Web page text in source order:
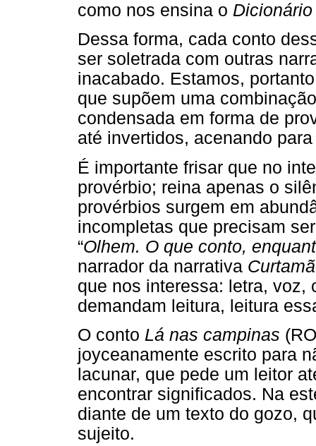
como nos ensina o
Dessa forma, cada conto
ser soletrada com outras
inacabado. Estamos,
que supõem uma
condensada em forma de
até invertidos, acenando
É importante frisar que no
provérbio; reina apenas o
provérbios surgem em
incompletas que precisam
“Olhem. O que conto,
narrador da narrativa
que nos interessa: letra, voz,
demandam leitura, leitura
O conto Lá nas campinas
joyceanamente escrito para
lacunar, que pede um leitor
encontrar significados. Na
diante de um texto do gozo,
sujeito.